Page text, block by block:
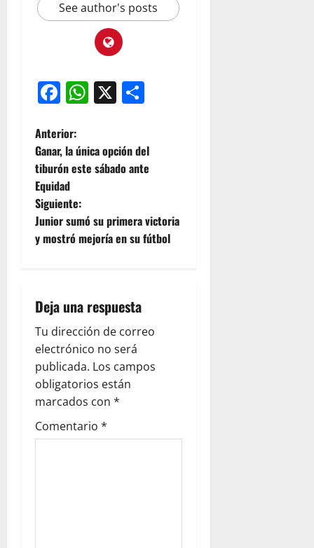
See author's posts
Facebook
WhatsApp
X
Anterior:
Ganar, la única opción del
tiburón este sábado ante
Equidad
Siguiente:
Junior sumó su primera victoria
y mostró mejoría en su fútbol
Deja una respuesta
Tu dirección de correo
electrónico no será
publicada. Los campos
obligatorios están
marcados con *
Comentario *